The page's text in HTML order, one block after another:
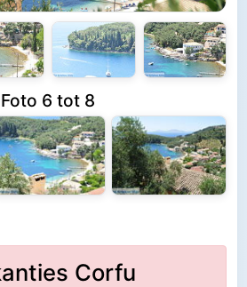
Foto 6 tot 8
Corfu